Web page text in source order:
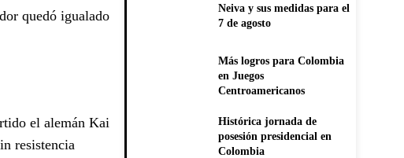
quedó igualado
el alemán Kai
resistencia
Neiva y sus medidas para el
7 de agosto
Más logros para Colombia
en Juegos
Centroamericanos
Histórica jornada de
posesión presidencial en
Colombia